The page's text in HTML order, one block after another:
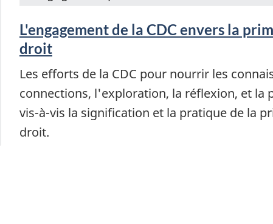
L'engagement de la CDC envers la
droit
Les efforts de la CDC pour nourrir les
connections, l'exploration, la réflexion, et la
vis-à-vis la signification et la pratique de la
droit.